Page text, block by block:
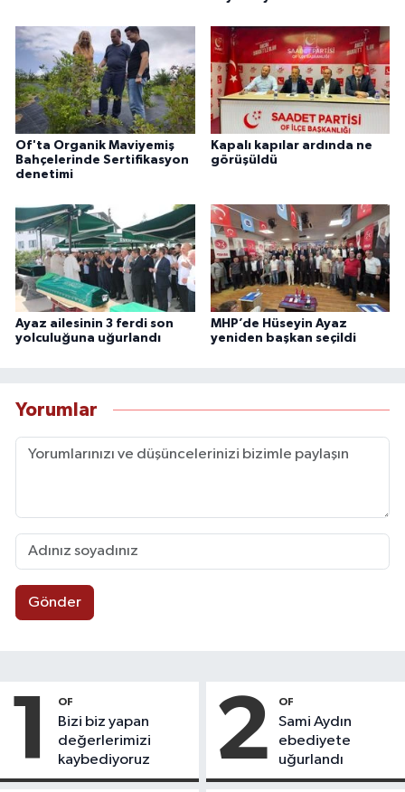
Of'ta Organik Maviyemiş
Bahçelerinde Sertifikasyon
denetimi
Kapalı kapılar ardında ne
görüşüldü
Ayaz ailesinin 3 ferdi son
yolculuğuna uğurlandı
MHP’de Hüseyin Ayaz
yeniden başkan seçildi
Yorumlar
Gönder
1 OF
Bizi biz yapan
değerlerimizi
kaybediyoruz
2 OF
Sami Aydın
ebediyete
uğurlandı